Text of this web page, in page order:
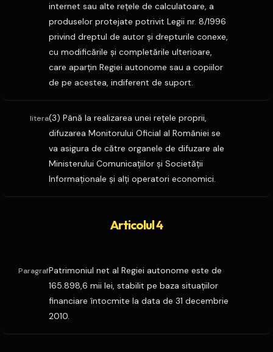
internet sau alte reţele de calculatoare, a
produselor protejate potrivit Legii nr. 8/1996
privind dreptul de autor şi drepturile conexe,
cu modificările şi completările ulterioare,
care aparţin Regiei autonome sau a copiilor
de pe acestea, indiferent de suport.
litera(3) Până la realizarea unei reţele proprii,
difuzarea Monitorului Oficial al României se
va asigura de către organele de difuzare ale
Ministerului Comunicaţiilor şi Societăţii
Informaţionale şi alţi operatori economici.
Articolul 4
ParagrafPatrimoniul net al Regiei autonome este de
165.898,6 mii lei, stabilit pe baza situaţiilor
financiare întocmite la data de 31 decembrie
2010.